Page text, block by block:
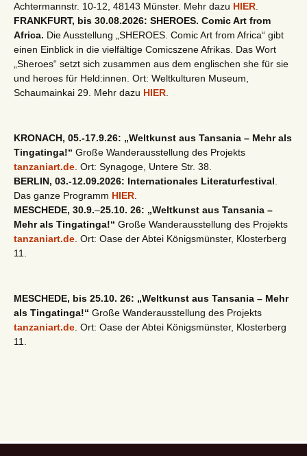
Achtermannstr. 10-12, 48143 Münster. Mehr dazu HIER
FRANKFURT, bis 30.08.2026: SHEROES. Comic Art from
Africa. Die Ausstellung „SHEROES. Comic Art from Africa“ gibt
einen Einblick in die vielfältige Comicszene Afrikas. Das Wort
„Sheroes“ setzt sich zusammen aus dem englischen she für sie
und heroes für Held:innen. Ort: Weltkulturen Museum,
Schaumainkai 29. Mehr dazu HIER
KRONACH, 05.-17.9.26: „Weltkunst aus Tansania – Mehr als
Tingatinga!“ Große Wanderausstellung des Projekts
tanzaniart.de . Ort: Synagoge, Untere Str. 38.
BERLIN, 03.-12.09.2026: Internationales Literaturfestival
Das ganze Programm HIER
MESCHEDE, 30.9.–25.10. 26: „Weltkunst aus Tansania –
Mehr als Tingatinga!“ Große Wanderausstellung des Projekts
tanzaniart.de . Ort: Oase der Abtei Königsmünster, Klosterberg
11.
MESCHEDE, bis 25.10. 26: „Weltkunst aus Tansania – Mehr
als Tingatinga!“ Große Wanderausstellung des Projekts
tanzaniart.de . Ort: Oase der Abtei Königsmünster, Klosterberg
11.